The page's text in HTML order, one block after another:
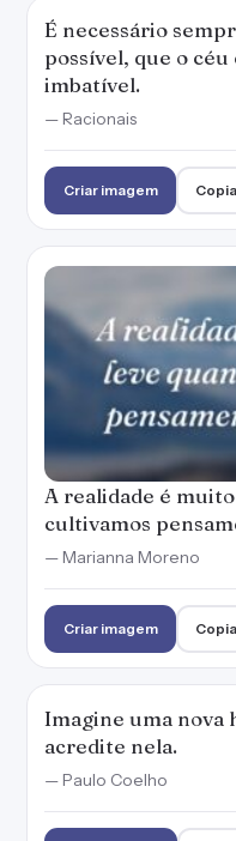
É necessário
possível, que o
imbatível.
— Racionais
Criar imagem
A realidade é
cultivamos
— Marianna Moreno
Criar imagem
Imagine uma nova
acredite nela.
— Paulo Coelho